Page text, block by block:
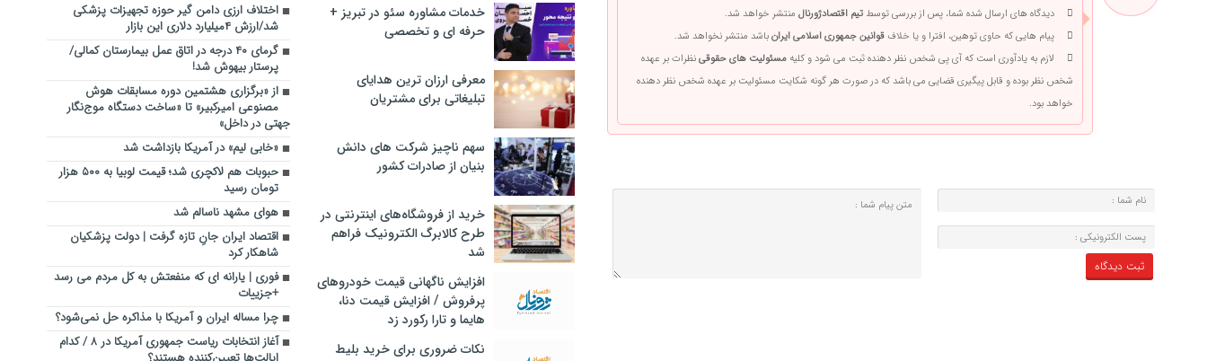
دیدگاه های ارسال شده شما، پس از بررسی توسط تیم اقتصادژورنال منتشر خواهد شد.
پیام هایی که حاوی توهین، افترا و یا خلاف قوانین جمهوری اسلامی ایرانباشد منتشر نخواهد شد.
لازم به یادآوری است که آی پی شخص نظر دهنده ثبت می شود و کلیه مسئولیت های حقوقینظرات بر عهده
شخص نظر بوده و قابل پیگیری قضایی می باشد که در صورت هر گونه شکایت مسئولیت بر عهده شخص نظر دهنده
خواهد بود.
خدمات مشاوره سئو در تبریز +
حرفه ای و تخصصی
معرفی ارزان ترین هدایای
تبلیغاتی برای مشتریان
سهم ناچیز شرکت های دانش
بنیان از صادرات کشور
خرید از فروشگاه‌های اینترنتی در
طرح کالابرگ الکترونیک فراهم
شد
افزایش ناگهانی قیمت خودروهای
پرفروش / افزایش قیمت دنا،
هایما و تارا رکورد زد
نکات ضروری برای خرید بلیط
اختلاف ارزی دامن گیر حوزه تجهیزات پزشکی
شد/ارزش ۴میلیارد دلاری این بازار
گرمای ۴۰ درجه در اتاق عمل بیمارستان کمالی/
پرستار بیهوش شد!
از «برگزاری هشتمین دوره مسابقات هوش
مصنوعی امیرکبیر» تا «ساخت دستگاه موج‌نگار
جهتی در داخل»
«خابی لیم» در آمریکا بازداشت شد
حبوبات هم لاکچری شد؛ قیمت لوبیا به ۵۰۰ هزار
تومان رسید
هوای مشهد ناسالم شد
اقتصاد ایران جانِ تازه گرفت | دولت پزشکیان
شاهکار کرد
فوری | یارانه ای که منفعتش به کل مردم می رسد
+جزییات
چرا مساله ایران و آمریکا با مذاکره حل نمی‌شود؟
آغاز انتخابات ریاست جمهوری آمریکا در ۸ / کدام